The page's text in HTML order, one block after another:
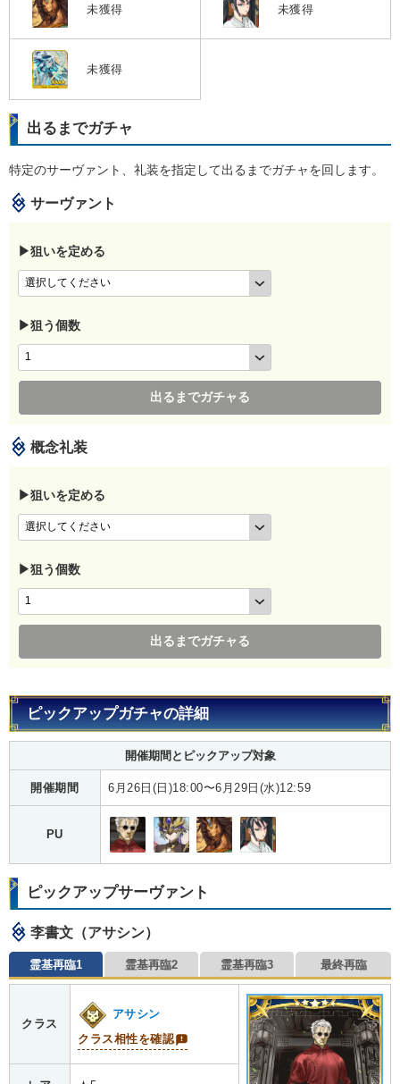
未獲得 未獲得
未獲得
出るまでガチャ
特定のサーヴァント、礼装を指定して出るまでガチャを回します。
サーヴァント
▶狙いを定める
▶狙う個数
出るまでガチャる
概念礼装
▶狙いを定める
▶狙う個数
出るまでガチャる
ピックアップガチャの詳細
開催期間とピックアップ対象
開催期間 6月26日(日)18:00〜6月29日(水)12:59
PU
ピックアップサーヴァント
李書文（アサシン）
霊基再臨1 霊基再臨2 霊基再臨3 最終再臨
クラス
アサシン
クラス相性を確認